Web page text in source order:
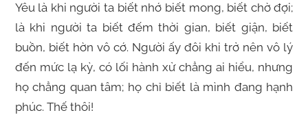
Yêu là khi người ta biết nhớ biết mong, biết chờ đợi;
là khi người ta biết đếm thời gian, biết giận, biết
buồn, biết hờn vô cớ. Người ấy đôi khi trở nên vô lý
đến mức lạ kỳ, có lối hành xử chẳng ai hiểu, nhưng
họ chẳng quan tâm; họ chỉ biết là mình đang hạnh
phúc. Thế thôi!